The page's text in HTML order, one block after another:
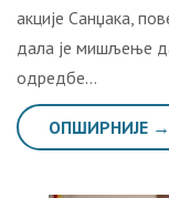
акције Санџака,
дала је мишљење
одредбе…
ОПШИРНИЈЕ →